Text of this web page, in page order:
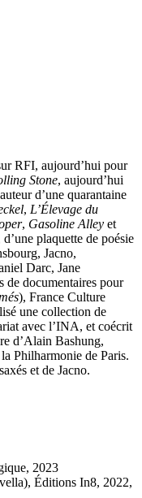
RFI, aujourd’hui pour
Stone, aujourd’hui
d’une quarantaine
, L’Élevage du
, Gasoline Alley et
plaquette de poésie
Jacno,
Darc, Jane
documentaires pour
), France Culture
une collection de
avec l’INA, et coécrit
d’Alain Bashung,
Philharmonie de Paris.
et de Jacno.
2023
Éditions In8, 2022,